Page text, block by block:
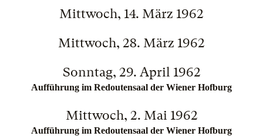
Mittwoch, 14. März 1962
Mittwoch, 28. März 1962
Sonntag, 29. April 1962
Aufführung im Redoutensaal der Wiener Hofburg
Mittwoch, 2. Mai 1962
Aufführung im Redoutensaal der Wiener Hofburg